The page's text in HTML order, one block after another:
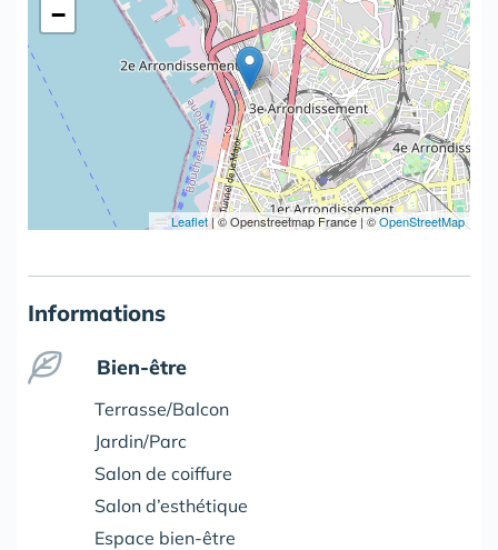
−
Leaflet|© Openstreetmap France | ©OpenStreetMap
Informations
Bien-être
Terrasse/Balcon
Jardin/Parc
Salon de coiffure
Salon d’esthétique
Espace bien-être